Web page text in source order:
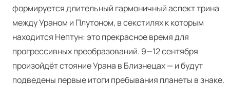
формируется длительный гармоничный аспект трина
между Ураном и Плутоном, в секстилях к которым
находится Нептун: это прекрасное время для
прогрессивных преобразований. 9—12 сентября
произойдёт стояние Урана в Близнецах — и будут
подведены первые итоги пребывания планеты в знаке.